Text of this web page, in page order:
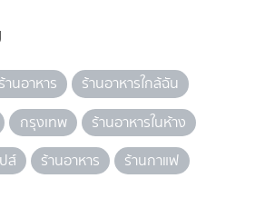
านอาหาร
ร้านอาหารใกล้ฉัน
กรุงเทพ
ร้านอาหารในห้าง
ส์ ร้านอาหาร ร้านกาแฟ